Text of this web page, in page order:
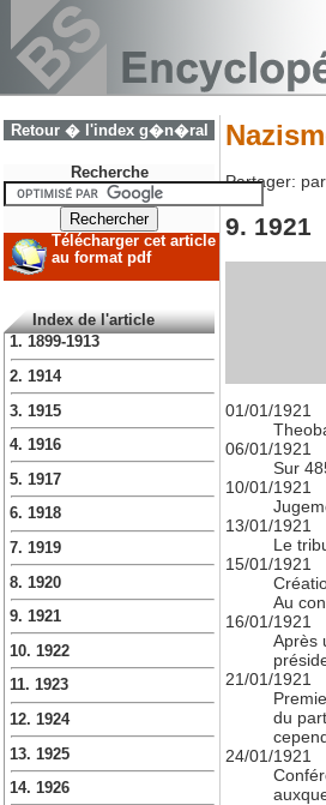
Retour � l'index g�n�ral
Recherche
Télécharger cet article
au format pdf
Index de l'article
1. 1899-1913
2. 1914
3. 1915
4. 1916
5. 1917
6. 1918
7. 1919
8. 1920
9. 1921
10. 1922
11. 1923
12. 1924
13. 1925
14. 1926
Partager:
9. 1921
01/01/1921
06/01/1921
Sur
10/01/1921
13/01/1921
Le
15/01/1921
Au
16/01/1921
Après
21/01/1921
du
24/01/1921